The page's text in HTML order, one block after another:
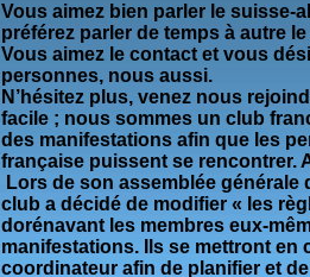
Vous aimez bien parler le suisse-
préférez parler de temps à autre
Vous aimez le contact et vous
personnes, nous aussi.
N’hésitez plus, venez nous
facile ; nous sommes un club
des manifestations afin que les
française puissent se rencontrer.
Lors de son assemblée générale
club a décidé de modifier « les
dorénavant les membres eux-
manifestations. Ils se mettront en
coordinateur afin de planifier et